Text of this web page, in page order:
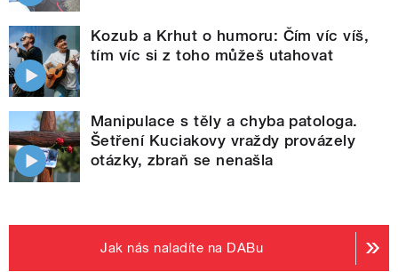
Kozub a Krhut o humoru: Čím víc víš,
tím víc si z toho můžeš utahovat
Manipulace s těly a chyba patologa.
Šetření Kuciakovy vraždy provázely
otázky, zbraň se nenašla
Jak nás naladíte na DABu